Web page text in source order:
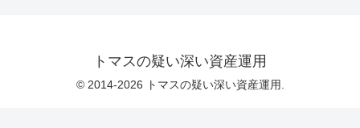
トマスの疑い深い資産運用
© 2014-2026 トマスの疑い深い資産運用.